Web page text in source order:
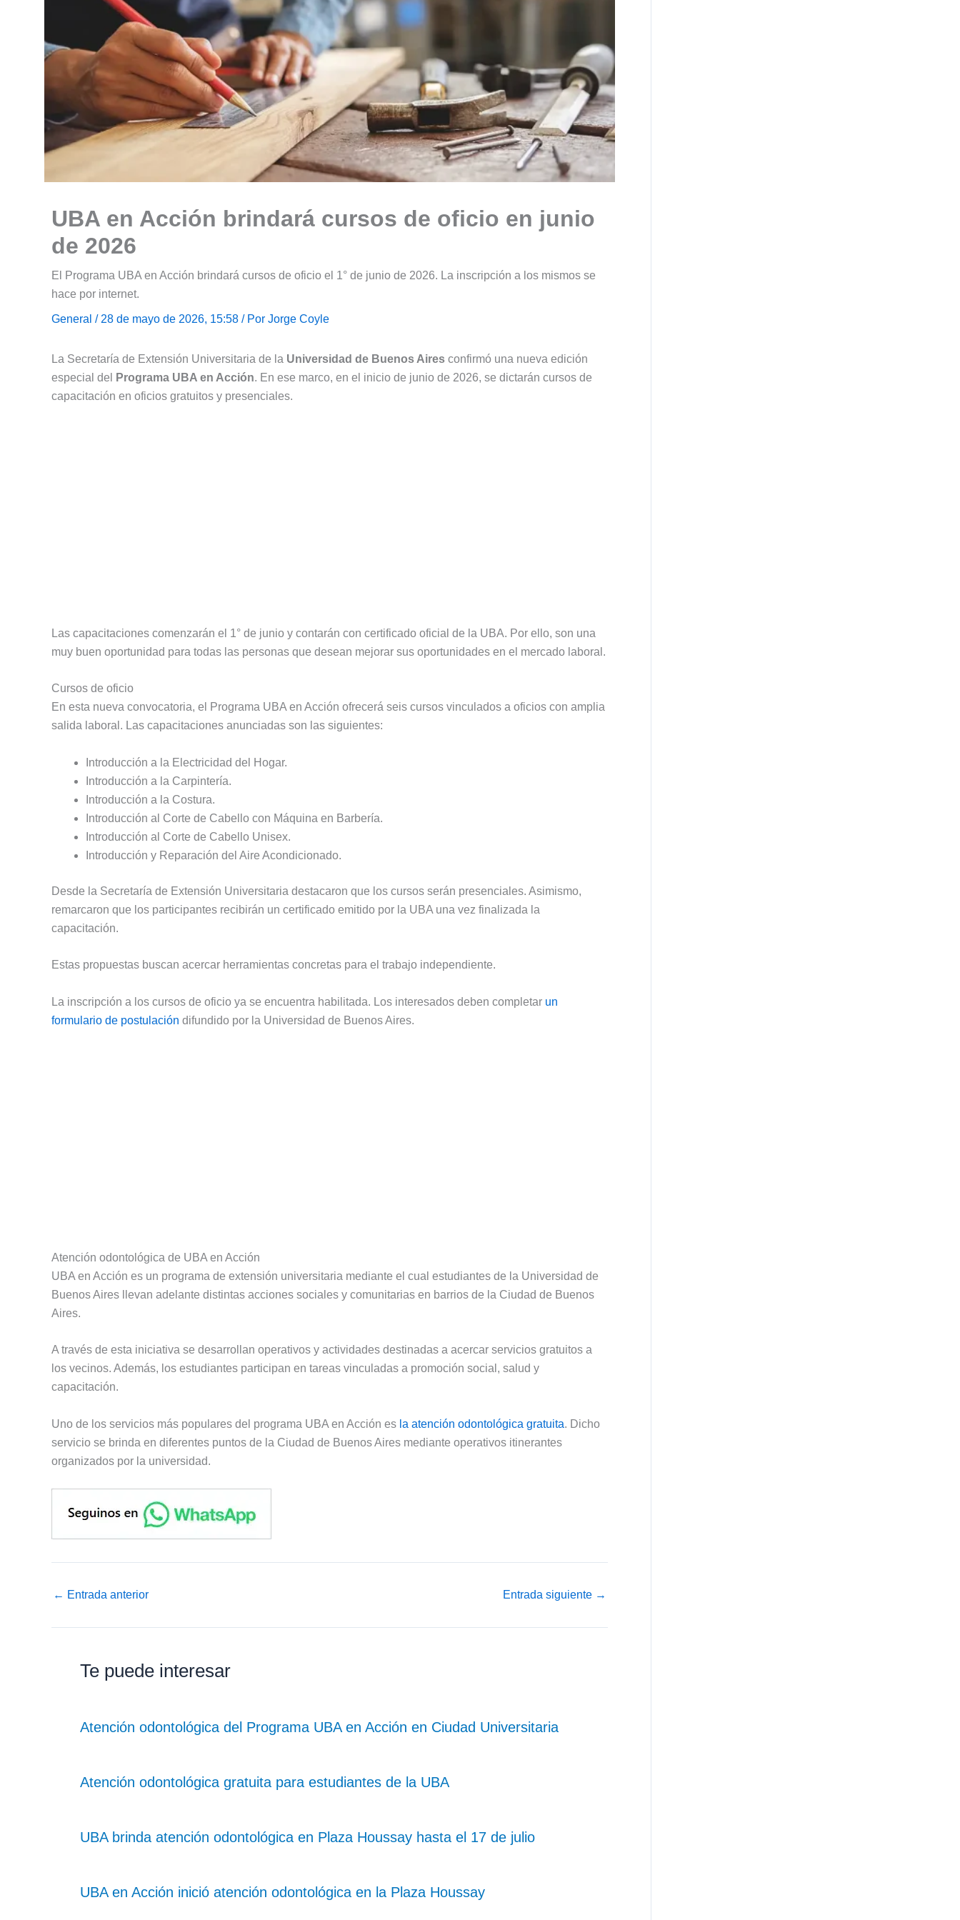
UBA en Acción brindará cursos de oficio en junio
de 2026
El Programa UBA en Acción brindará cursos de oficio el 1° de junio de 2026. La inscripción a los mismos se
hace por internet.
General / 28 de mayo de 2026, 15:58 / Por Jorge Coyle
La Secretaría de Extensión Universitaria de la Universidad de Buenos Aires confirmó una nueva edición
especial del
Programa UBA en Acción. En ese marco, en el inicio de junio de 2026, se dictarán cursos de
capacitación en oficios gratuitos y presenciales.
Las capacitaciones comenzarán el 1° de junio y contarán con certificado oficial de la UBA. Por ello, son una
muy buen oportunidad para todas las personas que desean mejorar sus oportunidades en el mercado laboral.
Cursos de oficio
En esta nueva convocatoria, el Programa UBA en Acción ofrecerá seis cursos vinculados a oficios con amplia
salida laboral. Las capacitaciones anunciadas son las siguientes:
Introducción a la Electricidad del Hogar.
Introducción a la Carpintería.
Introducción a la Costura.
Introducción al Corte de Cabello con Máquina en Barbería.
Introducción al Corte de Cabello Unisex.
Introducción y Reparación del Aire Acondicionado.
Desde la Secretaría de Extensión Universitaria destacaron que los cursos serán presenciales. Asimismo,
remarcaron que los participantes recibirán un certificado emitido por la UBA una vez finalizada la
capacitación.
Estas propuestas buscan acercar herramientas concretas para el trabajo independiente.
La inscripción a los cursos de oficio ya se encuentra habilitada. Los interesados deben completar un
formulario de postulación difundido por la Universidad de Buenos Aires.
Atención odontológica de UBA en Acción
UBA en Acción es un programa de extensión universitaria mediante el cual estudiantes de la Universidad de
Buenos Aires llevan adelante distintas acciones sociales y comunitarias en barrios de la Ciudad de Buenos
Aires.
A través de esta iniciativa se desarrollan operativos y actividades destinadas a acercar servicios gratuitos a
los vecinos. Además, los estudiantes participan en tareas vinculadas a promoción social, salud y
capacitación.
Uno de los servicios más populares del programa UBA en Acción es la atención odontológica gratuita. Dicho
servicio se brinda en diferentes puntos de la Ciudad de Buenos Aires mediante operativos itinerantes
organizados por la universidad.
← Entrada anterior Entrada siguiente →
Te puede interesar
Atención odontológica del Programa UBA en Acción en Ciudad Universitaria
Atención odontológica gratuita para estudiantes de la UBA
UBA brinda atención odontológica en Plaza Houssay hasta el 17 de julio
UBA en Acción inició atención odontológica en la Plaza Houssay